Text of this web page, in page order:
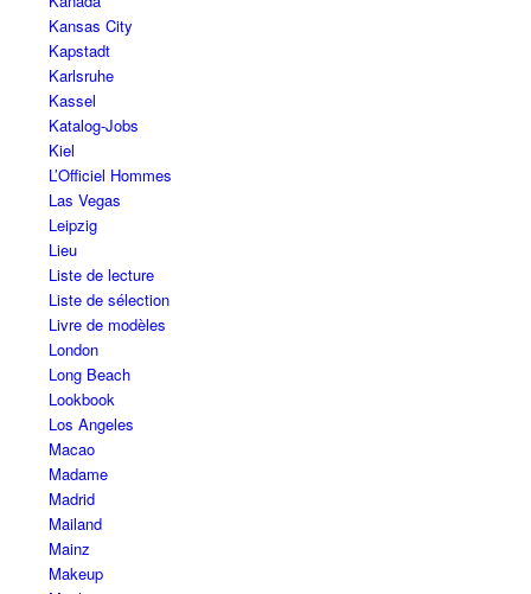
Kansas City
Kapstadt
Karlsruhe
Kassel
Katalog-Jobs
Kiel
L’Officiel Hommes
Las Vegas
Leipzig
Lieu
Liste de lecture
Liste de sélection
Livre de modèles
London
Long Beach
Lookbook
Los Angeles
Macao
Madame
Madrid
Mailand
Mainz
Makeup